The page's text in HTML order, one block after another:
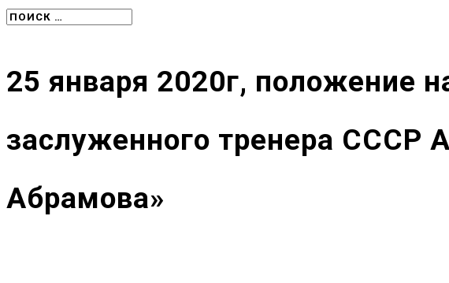
25 января 2020г, положение
заслуженного тренера СССР
Абрамова»